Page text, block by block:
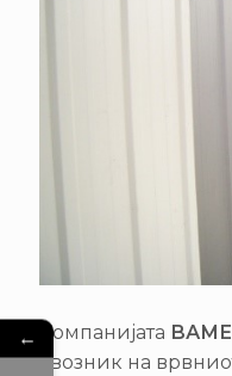
Компанијата
увозник на
←